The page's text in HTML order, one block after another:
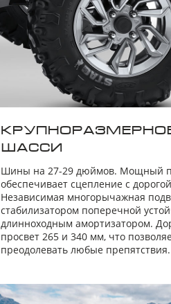
ШАССИ
Шины на 27-29 дюймов. Мощный
обеспечивает сцепление с
Независимая многорычажная
стабилизатором поперечной
длинноходным амортизатором.
просвет 265 и 340 мм, что
преодолевать любые препятствия.